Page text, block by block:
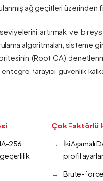
ağ geçitleri üzerinden
seviyelerini artırmak ve
algoritmaları, sisteme
(Root CA)
entegre tarayıcı güvenlik
256
geçerlilik
Çok Faktörlü
İki Aşamalı
profil
Brute-force